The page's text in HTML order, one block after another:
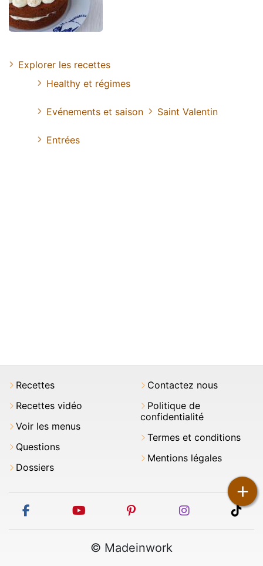
+
Explorer les recettes
Healthy et régimes
Evénements et saison Saint Valentin
Entrées
Recettes
Recettes vidéo
Voir les menus
Questions
Dossiers
Contactez nous
Politique de
confidentialité
Termes et conditions
Mentions légales
facebook youtube pinterest instagram
© Madeinwork